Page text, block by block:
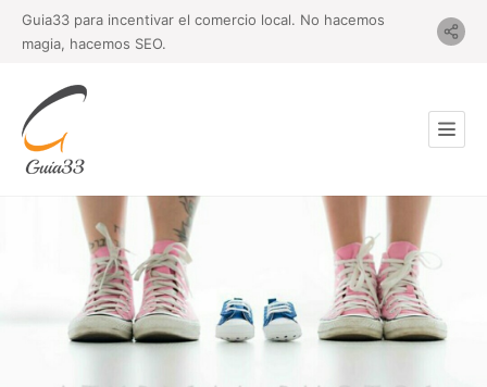
Guia33 para incentivar el comercio local. No hacemos
magia, hacemos SEO.